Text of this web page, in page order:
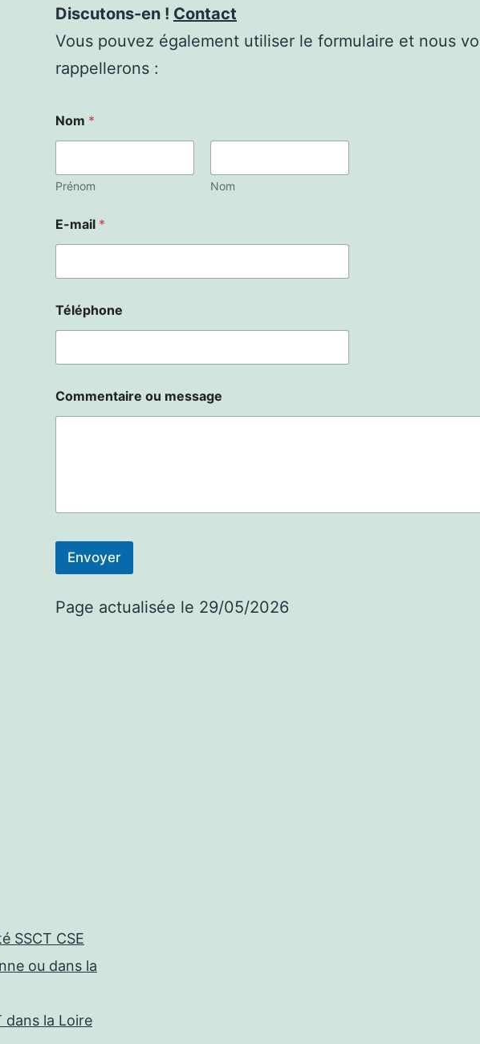
Discutons-en ! Contact
Vous pouvez également utiliser le formulaire et nous
rappellerons :
Nom *
Prénom Nom
E-mail *
Téléphone
Commentaire ou message
Envoyer
Page actualisée le 29/05/2026
SSCT CSE
ou dans la
dans la Loire